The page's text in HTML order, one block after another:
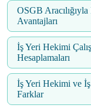
OSGB
Avantajları
İş Yeri Hekimi
Hesaplamaları
İş Yeri Hekimi ve
Farklar